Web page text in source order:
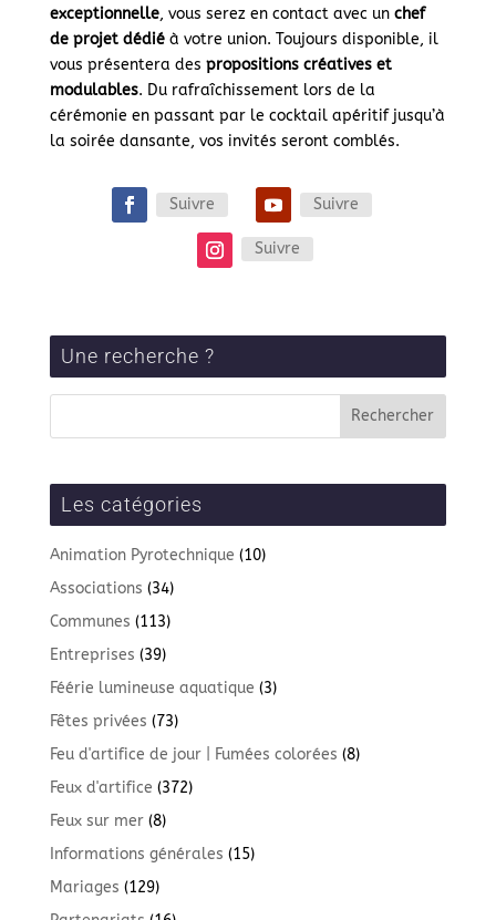
exceptionnelle, vous serez en contact avec un chef
de projet dédié à votre union. Toujours disponible, il
vous présentera des propositions créatives et
modulables. Du rafraîchissement lors de la
cérémonie en passant par le cocktail apéritif jusqu’à
la soirée dansante, vos invités seront comblés.
Suivre Suivre
Suivre
Une recherche ?
Les catégories
Animation Pyrotechnique (10)
Associations (34)
Communes (113)
Entreprises (39)
Féérie lumineuse aquatique (3)
Fêtes privées (73)
Feu d'artifice de jour | Fumées colorées (8)
Feux d'artifice (372)
Feux sur mer(8)
Informations générales (15)
Mariages (129)